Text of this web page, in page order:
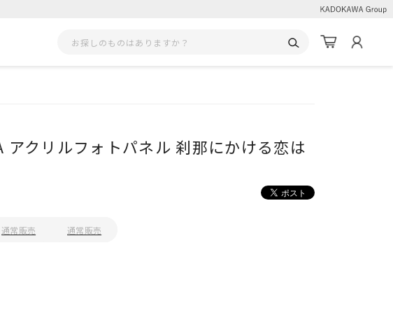
アクリルフォトパネル 刹那にかける恋は
通常販売 通常販売